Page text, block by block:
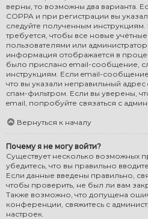
верны, то возможны два варианта.
COPPA и при регистрации вы
следуйте полученным
требуется, чтобы все новые
пользователями или
информация отображается в
было прислано email-сообщение,
инструкциям. Если email-
что вы указали неправильный
спам-фильтром. Если вы уверены,
email, попробуйте связаться с
Вернуться к началу
Почему я не могу войти?
Существует несколько возможных
убедитесь, что вы правильно
Если данные введены правильно,
чтобы проверить, не был ли вам
Также возможно, что допущена
конференции, свяжитесь с
настроек.